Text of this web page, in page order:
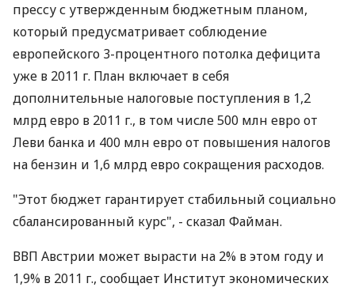
прессу с утвержденным бюджетным планом,
который предусматривает соблюдение
европейского 3-процентного потолка дефицита
уже в 2011 г. План включает в себя
дополнительные налоговые поступления в 1,2
млрд евро в 2011 г., в том числе 500 млн евро от
Леви банка и 400 млн евро от повышения налогов
на бензин и 1,6 млрд евро сокращения расходов.
"Этот бюджет гарантирует стабильный социально
сбалансированный курс", - сказал Файман.
ВВП Австрии может вырасти на 2% в этом году и
1,9% в 2011 г., сообщает Институт экономических